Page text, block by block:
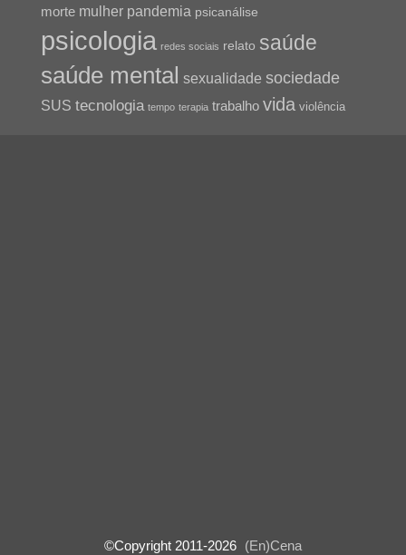
morte mulher pandemia psicanálise
psicologia redes sociais relato saúde
saúde mental sexualidade sociedade
SUS tecnologia tempo terapia trabalho vida violência
©Copyright 2011-2026 (En)Cena